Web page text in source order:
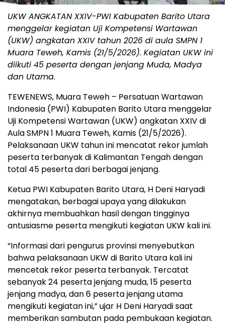
UKW ANGKATAN XXIV-PWI Kabupaten Barito Utara
menggelar kegiatan Uji Kompetensi Wartawan
(UKW) angkatan XXIV tahun 2026 di aula SMPN 1
Muara Teweh, Kamis (21/5/2026). Kegiatan UKW ini
diikuti 45 peserta dengan jenjang Muda, Madya
dan Utama.
TEWENEWS, Muara Teweh – Persatuan Wartawan
Indonesia (PWI) Kabupaten Barito Utara menggelar
Uji Kompetensi Wartawan (UKW) angkatan XXIV di
Aula SMPN 1 Muara Teweh, Kamis (21/5/2026).
Pelaksanaan UKW tahun ini mencatat rekor jumlah
peserta terbanyak di Kalimantan Tengah dengan
total 45 peserta dari berbagai jenjang.
Ketua PWI Kabupaten Barito Utara, H Deni Haryadi
mengatakan, berbagai upaya yang dilakukan
akhirnya membuahkan hasil dengan tingginya
antusiasme peserta mengikuti kegiatan UKW kali ini.
“Informasi dari pengurus provinsi menyebutkan
bahwa pelaksanaan UKW di Barito Utara kali ini
mencetak rekor peserta terbanyak. Tercatat
sebanyak 24 peserta jenjang muda, 15 peserta
jenjang madya, dan 6 peserta jenjang utama
mengikuti kegiatan ini,” ujar H Deni Haryadi saat
memberikan sambutan pada pembukaan kegiatan.